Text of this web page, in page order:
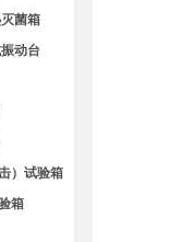
菌箱
动台
）试验箱
箱